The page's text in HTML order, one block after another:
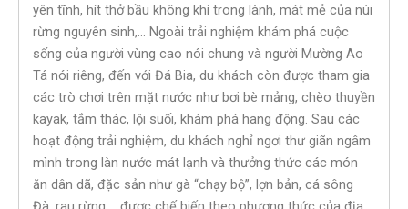
yên tĩnh, hít thở bầu không khí trong lành, mát mẻ của núi
rừng nguyên sinh,… Ngoài trải nghiệm khám phá cuộc
sống của người vùng cao nói chung và người Mường Ao
Tá nói riêng, đến với Đá Bia, du khách còn được tham gia
các trò chơi trên mặt nước như bơi bè mảng, chèo thuyền
kayak, tắm thác, lội suối, khám phá hang động. Sau các
hoạt động trải nghiệm, du khách nghỉ ngơi thư giãn ngâm
mình trong làn nước mát lạnh và thưởng thức các món
ăn dân dã, đặc sản như gà “chạy bộ”, lợn bản, cá sông